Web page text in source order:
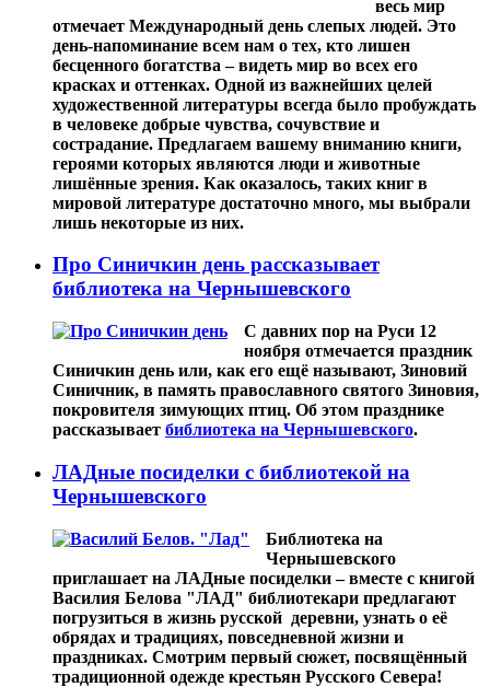
весь мир
отмечает Международный день слепых людей. Это
день-напоминание всем нам о тех, кто лишен
бесценного богатства – видеть мир во всех его
красках и оттенках. Одной из важнейших целей
художественной литературы всегда было пробуждать
в человеке добрые чувства, сочувствие и
сострадание. Предлагаем вашему вниманию книги,
героями которых являются люди и животные
лишённые зрения. Как оказалось, таких книг в
мировой литературе достаточно много, мы выбрали
лишь некоторые из них.
Про Синичкин день рассказывает
библиотека на Чернышевского
С давних пор на Руси 12
ноября отмечается праздник
Синичкин день или, как его ещё называют, Зиновий
Синичник, в память православного святого Зиновия,
покровителя зимующих птиц. Об этом празднике
рассказывает библиотека на Чернышевского.
ЛАДные посиделки с библиотекой на
Чернышевского
Библиотека на
Чернышевского
приглашает на ЛАДные посиделки – вместе с книгой
Василия Белова "ЛАД" библиотекари предлагают
погрузиться в жизнь русской деревни, узнать о её
обрядах и традициях, повседневной жизни и
праздниках. Смотрим первый сюжет, посвящённый
традиционной одежде крестьян Русского Севера!